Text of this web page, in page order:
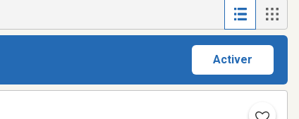
Activer